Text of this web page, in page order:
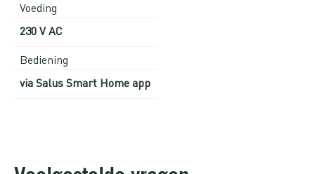
Voeding
230 V AC
Bediening
via Salus Smart Home app